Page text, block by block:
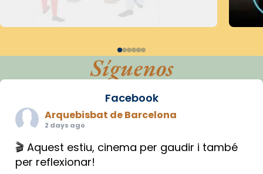
Síguenos
Facebook
Arquebisbat de Barcelona
2 days ago
🎬 Aquest estiu, cinema per gaudir i també
per reflexionar!